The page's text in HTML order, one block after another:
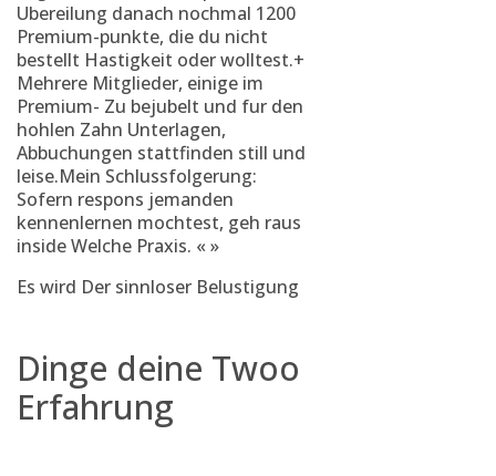
Ubereilung danach nochmal 1200
Premium-punkte, die du nicht
bestellt Hastigkeit oder wolltest.+
Mehrere Mitglieder, einige im
Premium- Zu bejubelt und fur den
hohlen Zahn Unterlagen,
Abbuchungen stattfinden still und
leise.Mein Schlussfolgerung:
Sofern respons jemanden
kennenlernen mochtest, geh raus
inside Welche Praxis. « »
Es wird Der sinnloser Belustigung
Dinge deine Twoo
Erfahrung